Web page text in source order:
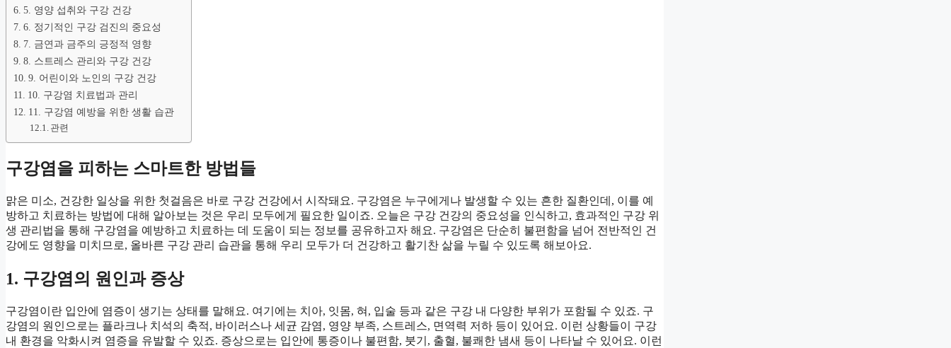
5. 영양 섭취와 구강 건강
6. 정기적인 구강 검진의 중요성
7. 금연과 금주의 긍정적 영향
8. 스트레스 관리와 구강 건강
9. 어린이와 노인의 구강 건강
10. 구강염 치료법과 관리
11. 구강염 예방을 위한 생활 습관
관련
구강염을 피하는 스마트한 방법들
맑은 미소, 건강한 일상을 위한 첫걸음은 바로 구강 건강에서 시작돼요. 구강염은 누구에게나 발생할 수 있는 흔한 질환인데, 이를 예
방하고 치료하는 방법에 대해 알아보는 것은 우리 모두에게 필요한 일이죠. 오늘은 구강 건강의 중요성을 인식하고, 효과적인 구강 위
생 관리법을 통해 구강염을 예방하고 치료하는 데 도움이 되는 정보를 공유하고자 해요. 구강염은 단순히 불편함을 넘어 전반적인 건
강에도 영향을 미치므로, 올바른 구강 관리 습관을 통해 우리 모두가 더 건강하고 활기찬 삶을 누릴 수 있도록 해보아요.
1. 구강염의 원인과 증상
구강염이란 입안에 염증이 생기는 상태를 말해요. 여기에는 치아, 잇몸, 혀, 입술 등과 같은 구강 내 다양한 부위가 포함될 수 있죠. 구
강염의 원인으로는 플라크나 치석의 축적, 바이러스나 세균 감염, 영양 부족, 스트레스, 면역력 저하 등이 있어요. 이런 상황들이 구강
내 환경을 악화시켜 염증을 유발할 수 있죠. 증상으로는 입안에 통증이나 불편함, 붓기, 출혈, 불쾌한 냄새 등이 나타날 수 있어요. 이런